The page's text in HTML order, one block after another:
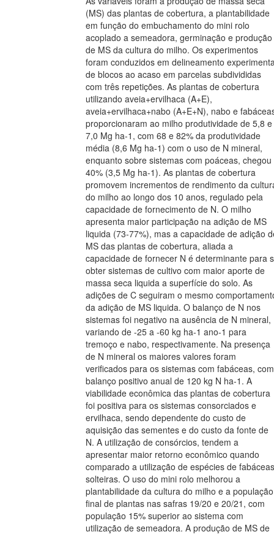
(MS) das plantas de cobertura, a plantabilidade
em função do embuchamento do mini rolo
acoplado a semeadora, germinação e produção
de MS da cultura do milho. Os experimentos
foram conduzidos em delineamento
de blocos ao acaso em parcelas subdivididas
com três repetições. As plantas de cobertura
utilizando aveia+ervilhaca (A+E),
aveia+ervilhaca+nabo (A+E+N), nabo e
proporcionaram ao milho produtividade de 5,8 e
7,0 Mg ha-1, com 68 e 82% da produtividade
média (8,6 Mg ha-1) com o uso de N mineral,
enquanto sobre sistemas com poáceas, chegou
40% (3,5 Mg ha-1). As plantas de cobertura
promovem incrementos de rendimento da
do milho ao longo dos 10 anos, regulado pela
capacidade de fornecimento de N. O milho
apresenta maior participação na adição de MS
liquida (73-77%), mas a capacidade de adição
MS das plantas de cobertura, aliada a
capacidade de fornecer N é determinante para
obter sistemas de cultivo com maior aporte de
massa seca liquida a superfície do solo. As
adições de C seguiram o mesmo
da adição de MS liquida. O balanço de N nos
sistemas foi negativo na ausência de N mineral,
variando de -25 a -60 kg ha-1 ano-1 para
tremoço e nabo, respectivamente. Na presença
de N mineral os maiores valores foram
verificados para os sistemas com fabáceas, com
balanço positivo anual de 120 kg N ha-1. A
viabilidade econômica das plantas de cobertura
foi positiva para os sistemas consorciados e
ervilhaca, sendo dependente do custo de
aquisição das sementes e do custo da fonte de
N. A utilização de consórcios, tendem a
apresentar maior retorno econômico quando
comparado a utilização de espécies de fabáceas
solteiras. O uso do mini rolo melhorou a
plantabilidade da cultura do milho e a população
final de plantas nas safras 19/20 e 20/21, com
população 15% superior ao sistema com
utilização de semeadora. A produção de MS de